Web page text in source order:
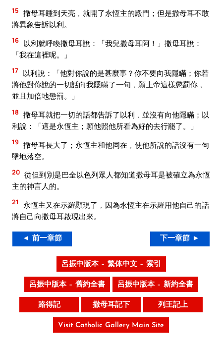
15 撒母耳睡到天亮﹐就開了永恆主的殿門；但是撒母耳不敢
將異象告訴以利。
16 以利就呼喚撒母耳說：「我兒撒母耳阿！」撒母耳說：
「我在這裡呢。」
17 以利說：「他對你說的是甚麼事？你不要向我隱瞞；你若
將他對你說的一切話向我隱瞞了一句﹐願上帝這樣懲罰你﹐
並且加倍地懲罰。」
18 撒母耳就把一切的話都告訴了以利﹐並沒有向他隱瞞；以
利說：「這是永恆主；願他照他所看為好的去行罷了。」
19 撒母耳長大了；永恆主和他同在﹐使他所說的話沒有一句
墬地落空。
20 從但到別是巴全以色列眾人都知道撒母耳是被確立為永恆
主的神言人的。
21
永恆主又在示羅顯現了﹐因為永恆主在示羅用他自己的話
將自己向撒母耳啟現出來。
◄ 前一章節 下一章節 ►
呂振中版本 – 繁体中文 – 索引
呂振中版本 – 舊約全書 呂振中版本 – 新約全書
路得記 撒母耳記下 列王記上
Visit Catholic Gallery Main Site